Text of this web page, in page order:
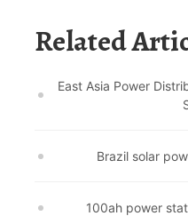
Related
East Asia Power
Brazil solar
100ah power